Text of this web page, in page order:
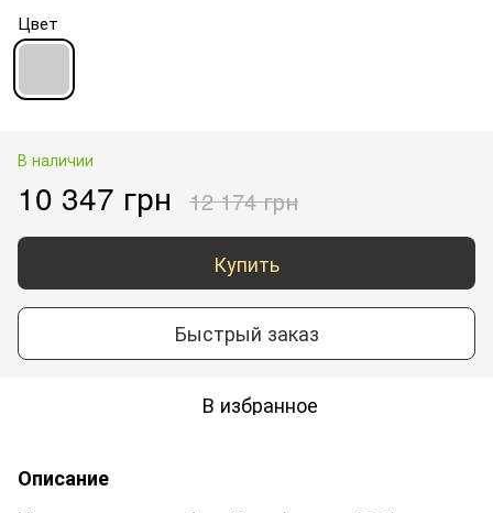
Цвет
В наличии
10 347 грн 12 174 грн
Купить
Быстрый заказ
В избранное
Описание